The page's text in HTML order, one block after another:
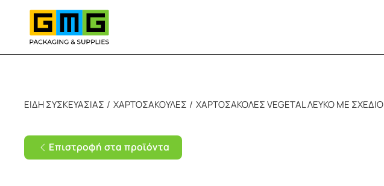
Skip to main content
ΕΙΔΗ ΣΥΣΚΕΥΑΣΙΑΣ ΧΑΡΤΟΣΑΚΟΥΛΕΣ ΧΑΡΤΟΣΑΚΟΛΕΣ VEGETAL ΛΕΥΚΟ ΜΕ ΣΧΕΔΙΟ
Επιστροφή στα προϊόντα